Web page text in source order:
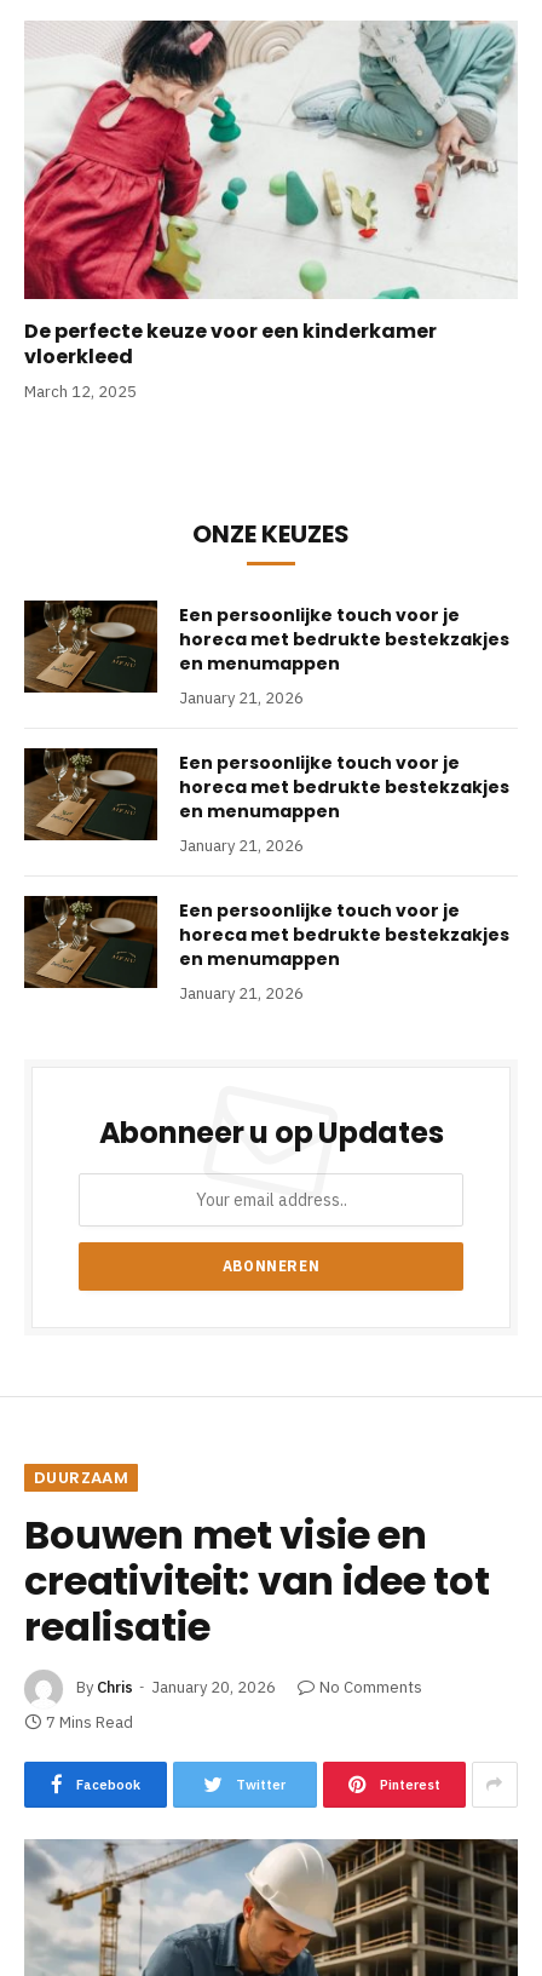
De perfecte keuze voor een kinderkamer
vloerkleed
March 12, 2025
ONZE KEUZES
Een persoonlijke touch voor je
horeca met bedrukte bestekzakjes
en menumappen
January 21, 2026
Een persoonlijke touch voor je
horeca met bedrukte bestekzakjes
en menumappen
January 21, 2026
Een persoonlijke touch voor je
horeca met bedrukte bestekzakjes
en menumappen
January 21, 2026
Abonneer u op Updates
DUURZAAM
Bouwen met visie en
creativiteit: van idee tot
realisatie
By Chris January 20, 2026
No Comments
7 Mins Read
Facebook Twitter Pinterest